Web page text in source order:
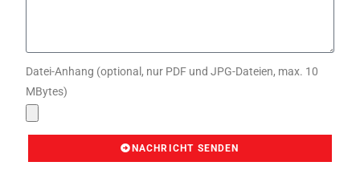
Datei-Anhang (optional, nur PDF und JPG-Dateien, max. 10
MBytes)
NACHRICHT SENDEN